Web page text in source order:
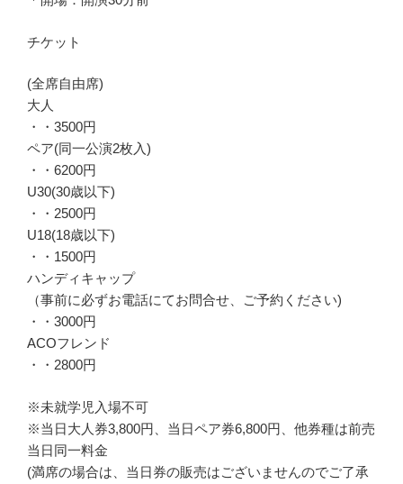
チケット
(全席自由席)
大人
・・3500円
ペア(同一公演2枚入)
・・6200円
U30(30歳以下)
・・2500円
U18(18歳以下)
・・1500円
ハンディキャップ
（事前に必ずお電話にてお問合せ、ご予約ください)
・・3000円
ACOフレンド
・・2800円
※未就学児入場不可
※当日大人券3,800円、当日ペア券6,800円、他券種は前売
当日同一料金
(満席の場合は、当日券の販売はございませんのでご了承